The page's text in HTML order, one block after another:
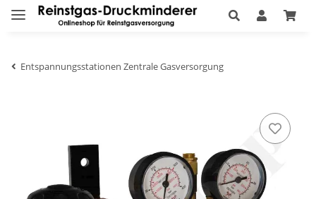
Entspannungsstationen Zentrale Gasversorgung